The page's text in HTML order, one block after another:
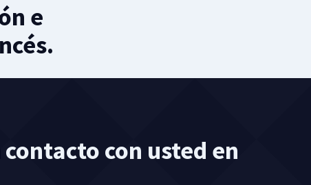
e
con usted en